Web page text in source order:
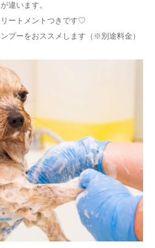
違います。
ートメントつきです♡
プーをおススメします（※別途料金）